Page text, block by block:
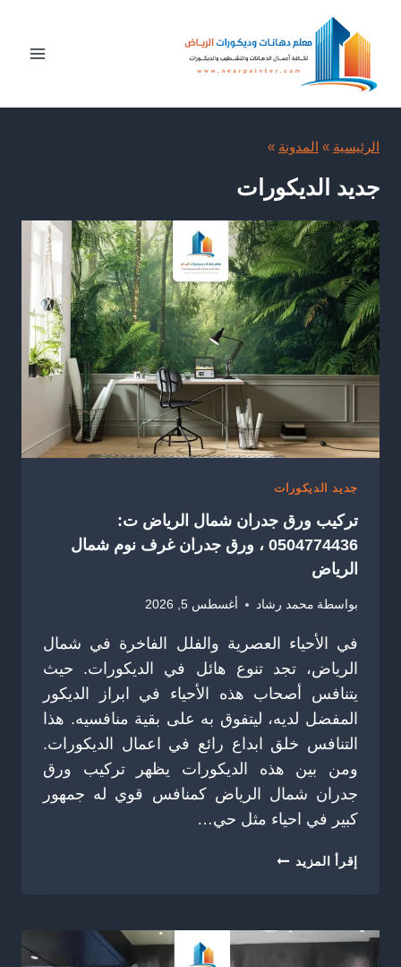
المحتوى
الرئيسية » المدونة »
جديد الديكورات
جديد الديكورات
تركيب ورق جدران شمال الرياض ت:
0504774436 ، ورق جدران غرف نوم شمال
الرياض
بواسطة محمد رشاد أغسطس 5, 2026
في الأحياء العصرية والفلل الفاخرة في شمال
الرياض، تجد تنوع هائل في الديكورات. حيث
يتنافس أصحاب هذه الأحياء في ابراز الديكور
المفضل لديه، ليتفوق به على بقية منافسيه. هذا
التنافس خلق ابداع رائع في اعمال الديكورات.
ومن بين هذه الديكورات يظهر تركيب ورق
جدران شمال الرياض كمنافس قوي له جمهور
كبير في احياء مثل حي…
إقرأ المزيد تركيب
الرياض